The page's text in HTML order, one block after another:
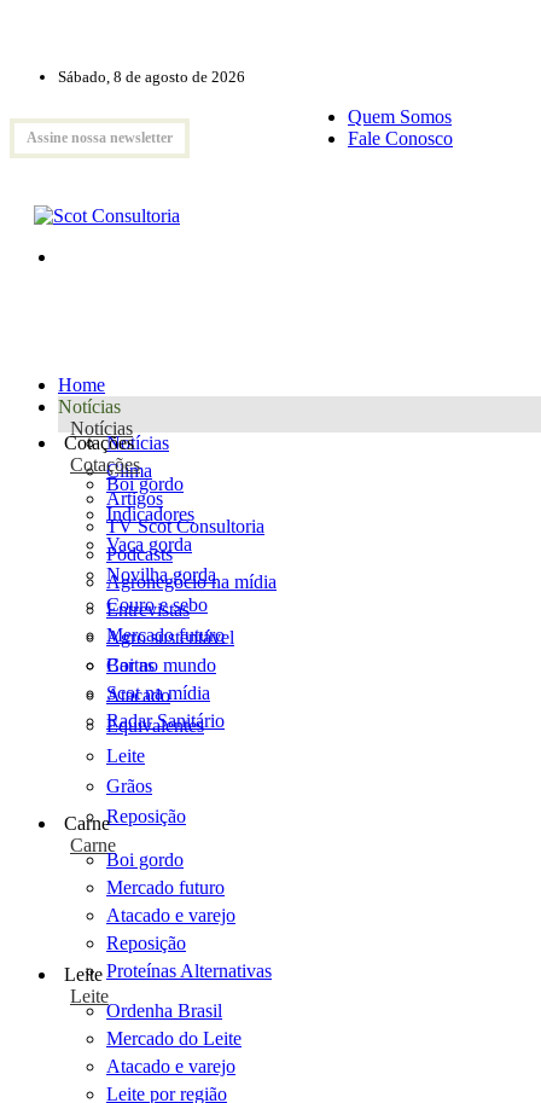
Sábado, 8 de agosto de 2026
Assine nossa newsletter
Quem Somos
Fale Conosco
Home
Notícias
Notícias
Notícias
Clima
Artigos
TV Scot Consultoria
Podcasts
Agronegócio na mídia
Entrevistas
Agro sustentável
Cartas
Scot na mídia
Radar Sanitário
Cotações
Cotações
Boi gordo
Indicadores
Vaca gorda
Novilha gorda
Couro e sebo
Mercado futuro
Boi no mundo
Atacado
Equivalentes
Leite
Grãos
Reposição
Carne
Carne
Boi gordo
Mercado futuro
Atacado e varejo
Reposição
Proteínas Alternativas
Leite
Leite
Ordenha Brasil
Mercado do Leite
Atacado e varejo
Leite por região